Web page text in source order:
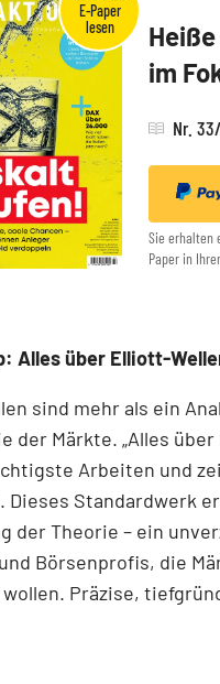
im
Nr.
Sie erhalten
Paper in
Alles über Elliott-
sind mehr als ein
der Märkte. „Alles
Arbeiten und
Dieses Standardwerk
der Theorie – ein
Börsenprofis, die
Präzise,